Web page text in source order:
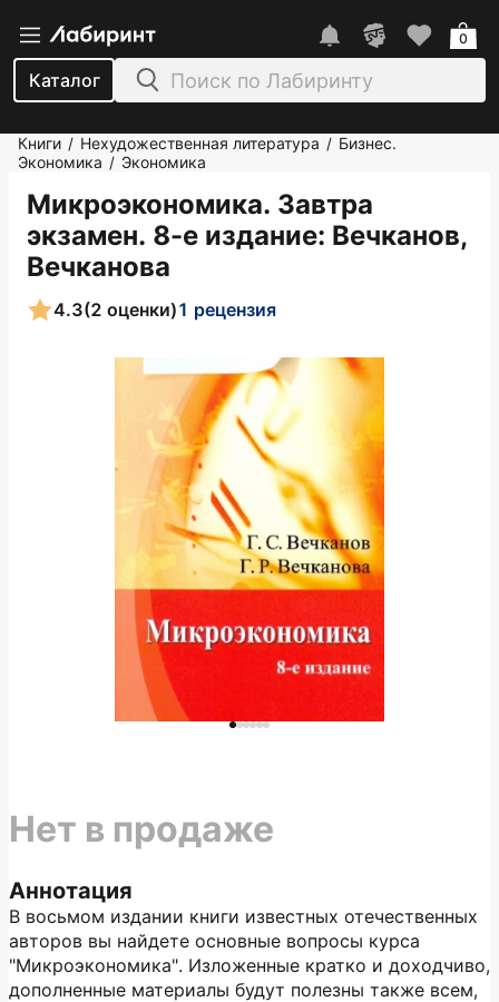
Каталог
0
Книги / Нехудожественная литература / Бизнес.
Экономика / Экономика
Микроэкономика. Завтра
экзамен. 8-е издание: Вечканов,
Вечканова
4.3(2 оценки)1 рецензия
Аннотация
В восьмом издании книги известных отечественных
авторов вы найдете основные вопросы курса
"Микроэкономика". Изложенные кратко и доходчиво,
дополненные материалы будут полезны также всем,
Нет в продаже